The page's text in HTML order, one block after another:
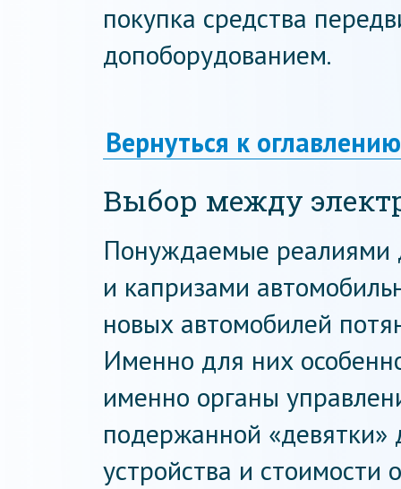
покупка средства
допоборудованием.
Вернуться к оглавлению
Выбор между
Понуждаемые реалиями
и капризами
новых автомобилей
Именно для них
именно органы
подержанной «девятки»
устройства и